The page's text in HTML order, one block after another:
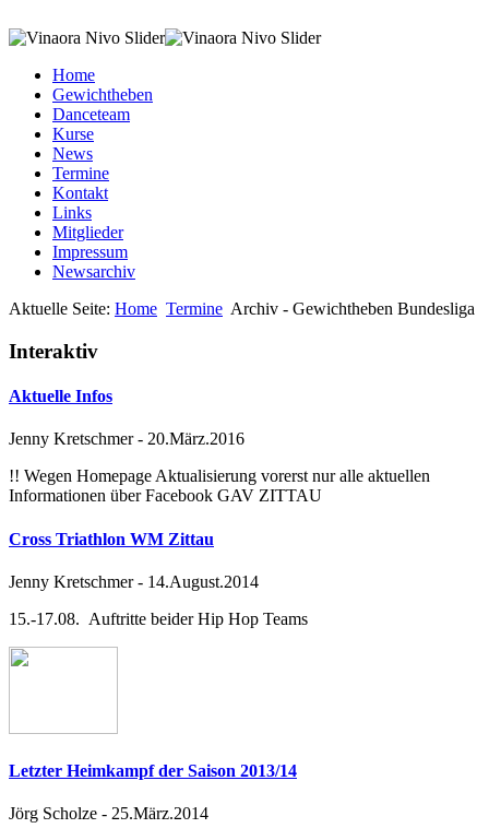
Home
Gewichtheben
Danceteam
Kurse
News
Termine
Kontakt
Links
Mitglieder
Impressum
Newsarchiv
Aktuelle Seite: Home Termine Archiv - Gewichtheben Bundesliga
Interaktiv
Aktuelle Infos
Jenny Kretschmer- 20.März.2016
!! Wegen Homepage Aktualisierung vorerst nur alle aktuellen
Informationen über Facebook GAV ZITTAU
Cross Triathlon WM Zittau
Jenny Kretschmer- 14.August.2014
15.-17.08. Auftritte beider Hip Hop Teams
Letzter Heimkampf der Saison 2013/14
Jörg Scholze - 25.März.2014